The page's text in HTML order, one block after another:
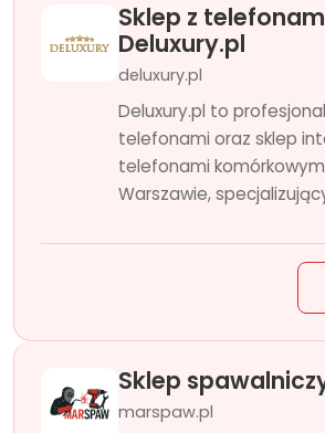
Sklep z
Deluxury.pl
deluxury.pl
Deluxury.pl to
telefonami oraz sklep
telefonami
Warszawie,
Sklep
marspaw.pl